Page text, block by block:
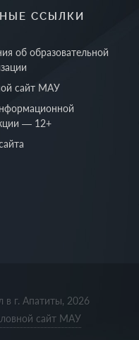
ССЫЛКИ
об образовательной
сайт МАУ
— 12+
в г. Апатиты, 2026
сайт МАУ